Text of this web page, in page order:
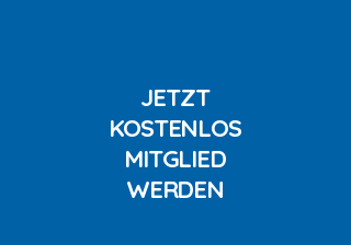
JETZT
KOSTENLOS
MITGLIED
WERDEN